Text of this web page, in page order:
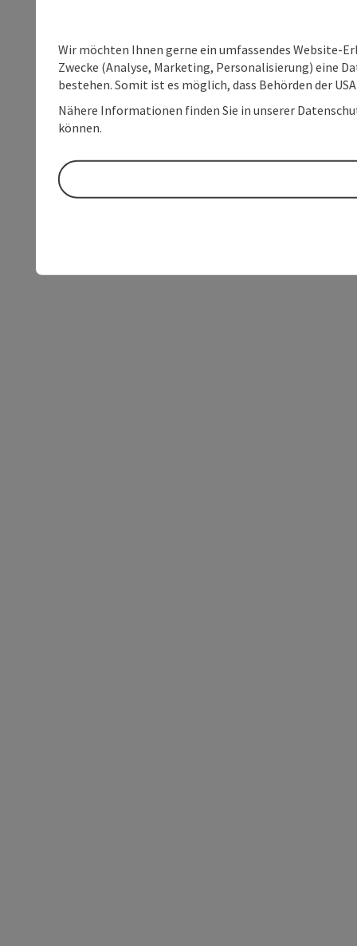
Wir möchten Ihnen gerne ein umfassendes Website-
Zwecke (Analyse, Marketing, Personalisierung) eine
bestehen. Somit ist es möglich, dass Behörden der
Nähere Informationen finden Sie in unserer
können.